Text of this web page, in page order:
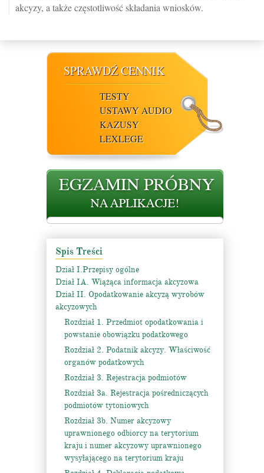
akcyzy, a także częstotliwość składania wniosków.
SPRAWDŹ CENNIK
TESTY
USTAWY AUDIO
KAZUSY
LEXLEGE
Spis Treści
Dział I.Przepisy ogólne
Dział IA. Wiążąca informacja akcyzowa
Dział II. Opodatkowanie akcyzą wyrobów
akcyzowych
Rozdział 1. Przedmiot opodatkowania i
powstanie obowiązku podatkowego
Rozdział 2. Podatnik akcyzy. Właściwość
organów podatkowych
Rozdział 3. Rejestracja podmiotów
Rozdział 3a. Rejestracja pośredniczących
podmiotów tytoniowych
Rozdział 3b. Numer akcyzowy
uprawnionego odbiorcy na terytorium
kraju i numer akcyzowy uprawnionego
wysyłającego na terytorium kraju